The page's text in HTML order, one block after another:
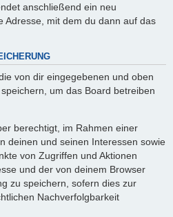
anschließend ein neu
Adresse, mit dem du dann auf das
von dir eingegebenen und oben
um das Board betreiben
berechtigt, im Rahmen einer
deinen und seinen Interessen sowie
von Zugriffen und Aktionen
und der von deinem Browser
zu speichern, sofern dies zur
Nachverfolgbarkeit